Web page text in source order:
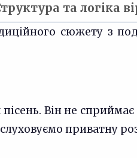
та логіка
сюжету з
Він не сприймає
приватну